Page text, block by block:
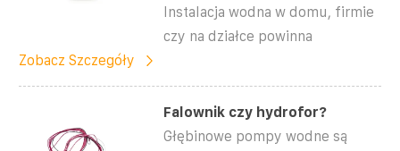
Instalacja wodna w domu, firmie
czy na działce powinna
Zobacz Szczegóły
Falownik czy hydrofor?
Głębinowe pompy wodne są